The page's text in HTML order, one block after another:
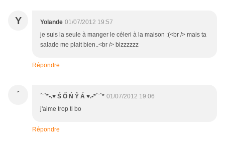
Y Yolande 01/07/2012 19:57
je suis la seule à manger le céleri à la maison :(<br /> mais ta
salade me plait bien..<br /> bizzzzzz
Répondre
´ ´¨`*•.♥ Ś Ő Ń Ŷ Á ♥.•*´¨`* 01/07/2012 19:06
j'aime trop ti bo
Répondre